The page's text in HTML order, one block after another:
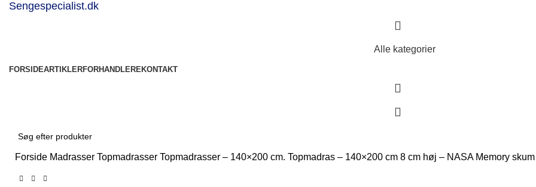
Sengespecialist.dk
Alle kategorier
FORSIDEARTIKLERFORHANDLEREKONTAKT
Søg
Forside Madrasser Topmadrasser Topmadrasser – 140×200 cm. Topmadras – 140×200 cm 8 cm høj – NASA Memory